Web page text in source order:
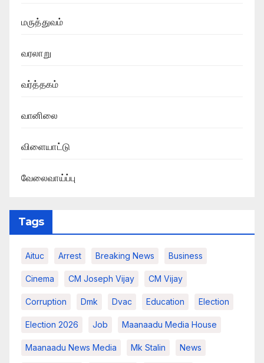
மருத்துவம்
வரலாறு
வர்த்தகம்
வானிலை
விளையாட்டு
வேலைவாய்ப்பு
Tags
Aituc Arrest Breaking News​ Business
Cinema CM Joseph Vijay CM Vijay
Corruption Dmk Dvac Education Election
Election 2026 Job Maanaadu Media House
Maanaadu News Media Mk Stalin News